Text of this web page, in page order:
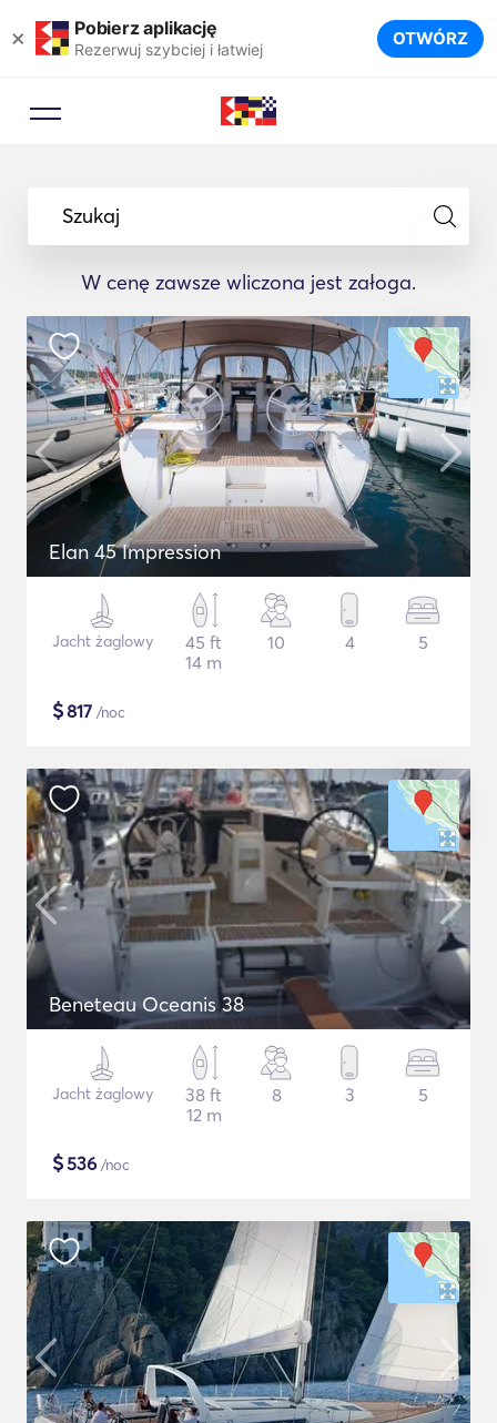
× Pobierz aplikację
Rezerwuj szybciej i łatwiej OTWÓRZ
Szukaj
W cenę zawsze wliczona jest załoga.
Elan 45 Impression
Jacht żaglowy
45 ft
14 m
10 4 5
$817 /noc
Beneteau Oceanis 38
Jacht żaglowy
38 ft
12 m
8 3 5
$536 /noc